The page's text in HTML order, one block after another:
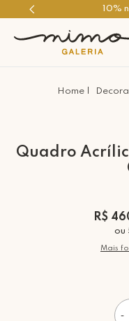
compra*
Quadro
R$
ou
Mais
-